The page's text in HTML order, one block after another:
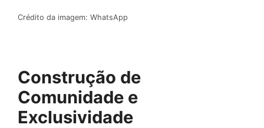
Crédito da imagem: WhatsApp
Construção de
Comunidade e
Exclusividade